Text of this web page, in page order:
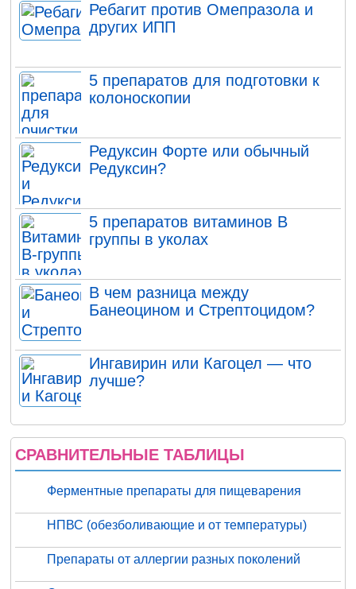
Ребагит против Омепразола и
других ИПП
5 препаратов для подготовки к
колоноскопии
Редуксин Форте или обычный
Редуксин?
5 препаратов витаминов В
группы в уколах
В чем разница между
Банеоцином и Стрептоцидом?
Ингавирин или Кагоцел — что
лучше?
СРАВНИТЕЛЬНЫЕ ТАБЛИЦЫ
Ферментные препараты для пищеварения
НПВС (обезболивающие и от температуры)
Препараты от аллергии разных поколений